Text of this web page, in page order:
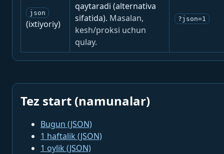
json
(ixtiyoriy)
qaytaradi (alternativa
sifatida). Masalan,
kesh/proksi uchun
qulay.
?json=1
Tez start (namunalar)
Bugun (JSON)
1 haftalik (JSON)
1 oylik (JSON)